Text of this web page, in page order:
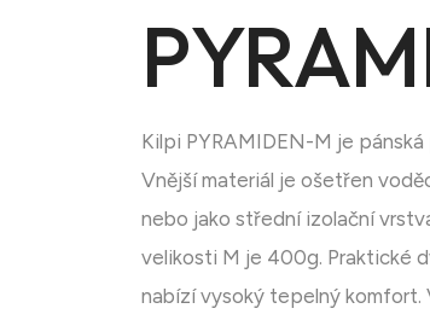
Kilpi PYRAMIDEN-M je
Vnější materiál je ošetřen
nebo jako střední izolační
velikosti M je 400g. Praktické
nabízí vysoký tepelný komfort.